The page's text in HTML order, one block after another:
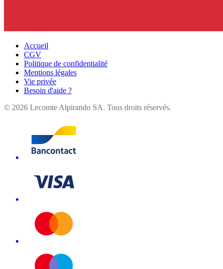
Accueil
CGV
Politique de confidentialité
Mentions légales
Vie privée
Besoin d'aide ?
© 2026 Lecomte Alpirando SA. Tous droits réservés.